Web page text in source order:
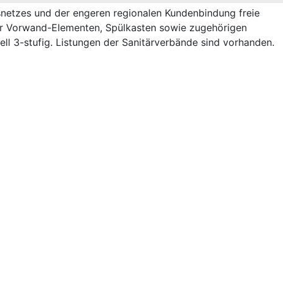
und der engeren regionalen Kundenbindung freie
Elementen, Spülkasten sowie zugehörigen
3-stufig. Listungen der Sanitärverbände sind vorhanden.